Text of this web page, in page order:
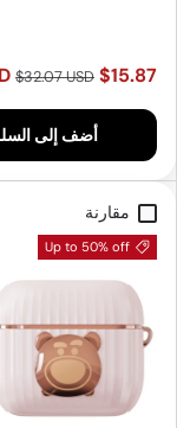
$15.87 USD
$32.07 USD
أضف إلى
مقارنة
Up to 50% off